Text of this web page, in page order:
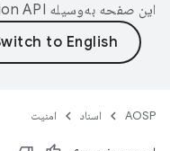
این صفحه به‌وسیله
AOSP اسناد امنیت